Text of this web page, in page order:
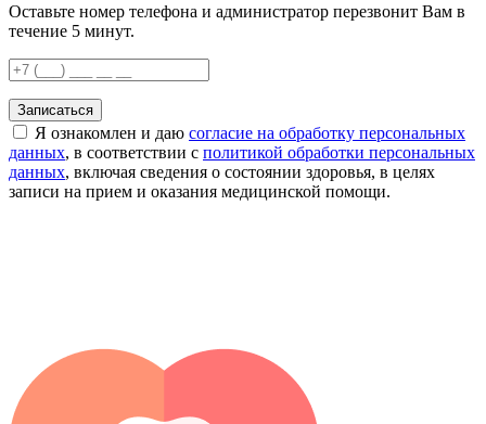
Оставьте номер телефона и администратор перезвонит Вам в
течение 5 минут.
Записаться
Я ознакомлен и даю согласие на обработку персональных
данных, в соответствии с политикой обработки персональных
данных, включая сведения о состоянии здоровья, в целях
записи на прием и оказания медицинской помощи.